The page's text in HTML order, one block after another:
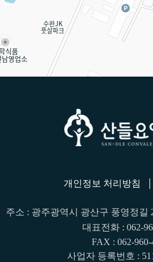
개인정보 처리방침
주소 : 광주광역시 광산구 풍영정길
대표전화 : 062-
FAX : 062-960-
사업자 등록번호 :